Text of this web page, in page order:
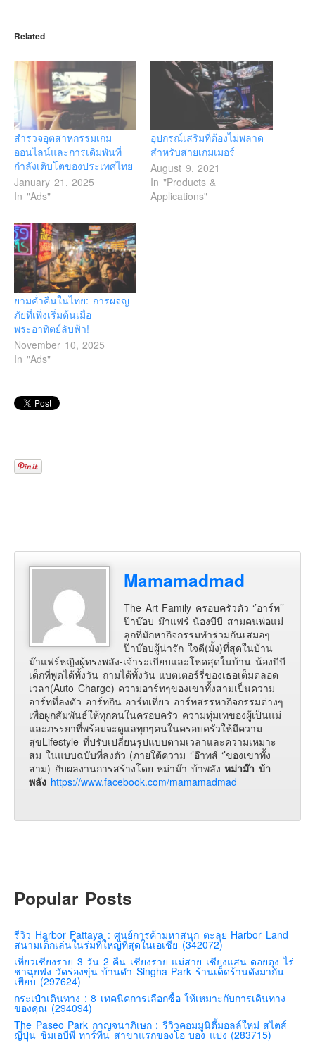
Related
สำรวจอุตสาหกรรมเกม
ออนไลน์และการเดิมพันที่
กำลังเติบโตของประเทศไทย
January 21, 2025
In "Ads"
อุปกรณ์เสริมที่ต้องไม่พลาด
สำหรับสายเกมเมอร์
August 9, 2021
In "Products &
Applications"
ยามค่ำคืนในไทย: การผจญ
ภัยที่เพิ่งเริ่มต้นเมื่อ
พระอาทิตย์ลับฟ้า!
November 10, 2025
In "Ads"
Mamamadmad
The Art Family ครอบครัวตัว ‘’อาร์ท’’
ป๊าบ๊อบ ม๊าแฟร์ น้องบีบี สามคนพ่อแม่
ลูกที่มักหากิจกรรมทำร่วมกันเสมอๆ
ป๊าบ๊อบผู้น่ารัก ใจดี(มั้ง)ที่สุดในบ้าน
ม๊าแฟร์หญิงผู้ทรงพลัง-เจ้าระเบียบและโหดสุดในบ้าน น้องบีบี
เด็กที่พูดได้ทั้งวัน ถามได้ทั้งวัน แบตเตอร์รี่ของเธอเต็มตลอด
เวลา(Auto Charge) ความอาร์ทๆของเขาทั้งสามเป็นความ
อาร์ทที่ลงตัว อาร์ทกิน อาร์ทเที่ยว อาร์ทสรรหากิจกรรมต่างๆ
เพื่อผูกสัมพันธ์ให้ทุกคนในครอบครัว ความทุ่มเทของผู้เป็นแม่
และภรรยาที่พร้อมจะดูแลทุกๆคนในครอบครัวให้มีความ
สุขLifestyle ที่ปรับเปลี่ยนรูปแบบตามเวลาและความเหมาะ
สม ในแบบฉบับที่ลงตัว (ภายใต้ความ ‘’อ๊าทส์ ‘’ของเขาทั้ง
สาม) กับผลงานการสร้างโดย หม่าม๊า บ้าพลัง หม่าม๊า บ้า
พลัง https://www.facebook.com/mamamadmad
Popular Posts
รีวิว Harbor Pattaya : ศูนย์การค้ามหาสนุก ตะลุย Harbor Land
สนามเด็กเล่นในร่มที่ใหญ่ที่สุดในเอเชีย (342072)
เที่ยวเชียงราย 3 วัน 2 คืน เชียงราย แม่สาย เชียงแสน ดอยตุง ไร่
ชาฉุยฟง วัดร่องขุ่น บ้านดำ Singha Park ร้านเด็ดร้านดังมากัน
เพียบ (297624)
กระเป๋าเดินทาง : 8 เทคนิคการเลือกซื้อ ให้เหมาะกับการเดินทาง
ของคุณ (294094)
The Paseo Park กาญจนาภิเษก : รีวิวคอมมูนิตี้มอลล์ใหม่ สไตส์
ญี่ปุ่น ชิมเอบีพี ทาร์ทีน สาขาแรกของโอ บอง แปง (283715)